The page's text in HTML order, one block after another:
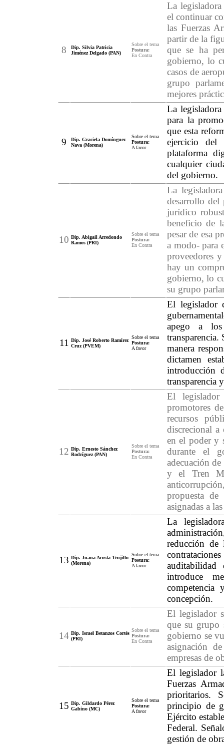
8
Dip. Silvia Patricia
Jiménez Delgado (PAN)
Sobre el tema
Postura:
En Contra
La legisladora
el continuar
las Fuerzas
partir de la
que se ha
gobierno, lo
casos de
grupo
mejores
9
Dip. Graciela Domínguez
Nava (Morena)
Sobre el tema
Postura:
A favor
La
para la
que esta
ejercicio del
plataforma
cualquier
del gobierno.
10 Dip. Abigail Arredondo
Ramos (PRI)
Sobre el tema
Postura:
En Contra
La
desarrollo del
jurídico
beneficio de
pesar de esa
a modo- para
proveedores
hay un
gobierno, lo
su grupo
11
Dip. José Roberto Ramírez
Cruz (PVEM)
Sobre el tema
Postura:
A favor
El legislador
apego a
transparencia.
manera
dictamen
introducción
transparencia
12 Dip. Ernesto Sánchez
Rodríguez (PAN)
Sobre el tema
Postura:
En Contra
El
promotores
recursos
discrecional a
en el poder y
durante el
adecuación
y el Tren
propuesta
asignadas a
13 Dip. Juana Acosta Trujillo
(Morena)
Sobre el tema
Postura:
A favor
La
reducción de
introduce
competencia
concepción.
14 Dip. Israel Betanzos Cortés
(PRI)
Sobre el tema
Postura:
En Contra
El legislador
que su grupo
gobierno se
asignación
empresas de
15 Dip. Gildardo Pérez
Gabino (MC)
Sobre el tema
Postura:
A favor
El legislador
Fuerzas
prioritarios.
principio de
Ejército
Federal.
gestión de